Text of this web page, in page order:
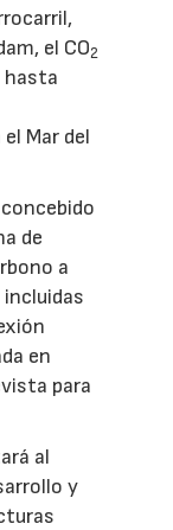
el CO2
hasta
Mar del
de
a
en
para
al
y